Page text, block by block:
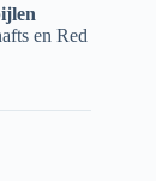
en Red